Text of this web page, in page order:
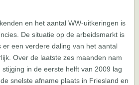
en het aantal WW-uitkeringen is
De situatie op de arbeidsmarkt is
een verdere daling van het aantal
Over de laatste zes maanden nam
in de eerste helft van 2009 lag
snelste afname plaats in Friesland en